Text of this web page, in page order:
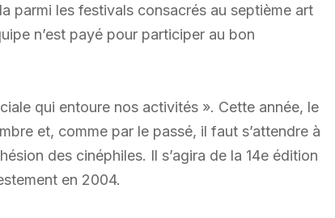
parmi les festivals consacrés au septième art
n’est payé pour participer au bon
qui entoure nos activités ». Cette année, le
et, comme par le passé, il faut s’attendre à
des cinéphiles. Il s’agira de la 14e édition
en 2004.